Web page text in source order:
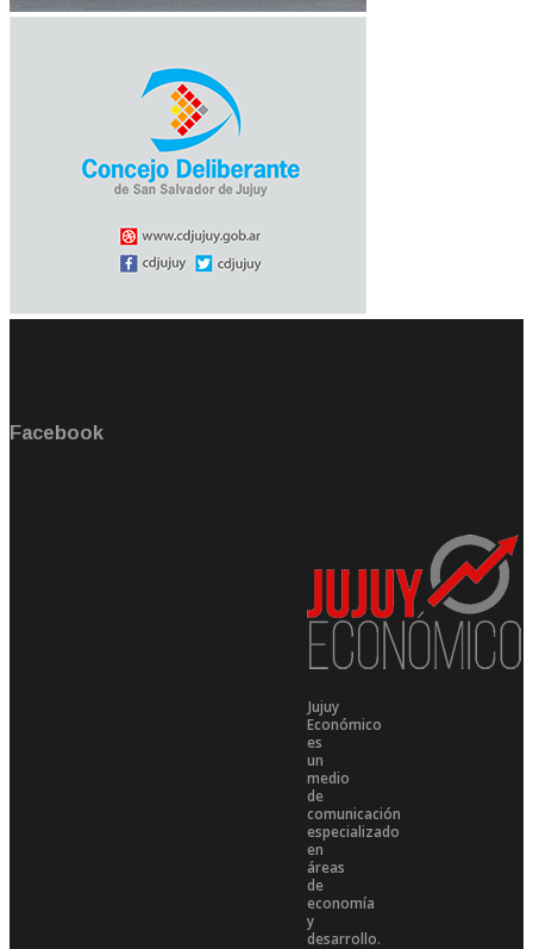
Facebook
Jujuy
Económico
es
un
medio
de
comunicación
especializado
en
áreas
de
economía
y
desarrollo.